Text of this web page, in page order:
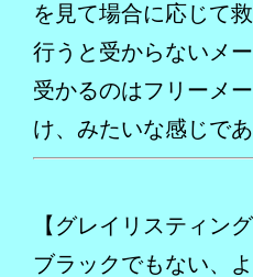
を見て場合に応じて
行うと受からないメ
受かるのはフリーメ
け、みたいな感じであ
【グレイリスティン
ブラックでもない、